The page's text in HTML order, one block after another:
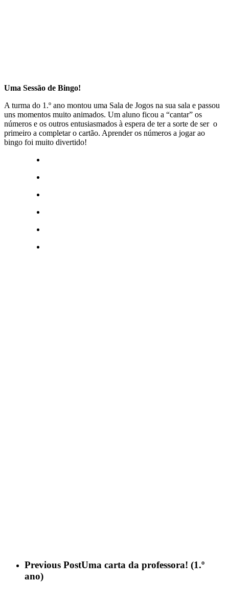
Uma Sessão de Bingo!
A turma do 1.º ano montou uma Sala de Jogos na sua sala e passou
uns momentos muito animados. Um aluno ficou a “cantar” os
números e os outros entusiasmados à espera de ter a sorte de ser o
primeiro a completar o cartão. Aprender os números a jogar ao
bingo foi muito divertido!
Previous PostUma carta da professora! (1.º
ano)